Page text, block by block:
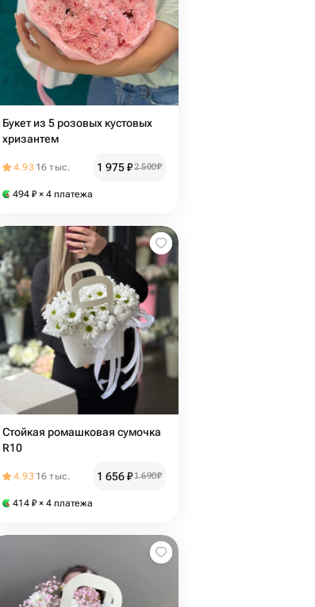
Букет из 5 розовых кустовых
хризантем
4.93 16 тыс. 1 975₽2 500₽
494 ₽ × 4 платежа
Стойкая ромашковая сумочка
R10
4.93 16 тыс. 1 656₽1 690₽
414 ₽ × 4 платежа